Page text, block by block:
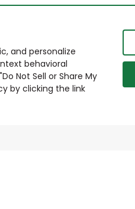
and personalize
behavioral
Not Sell or Share My
by clicking the link